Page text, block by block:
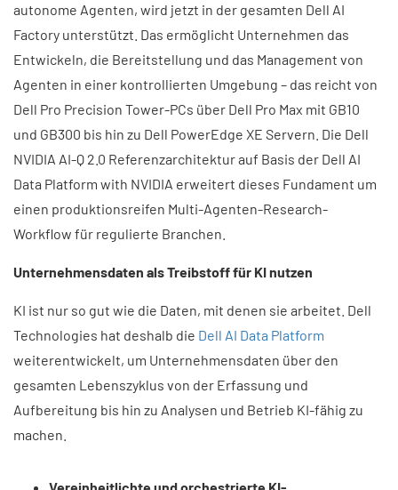
autonome Agenten, wird jetzt in der gesamten Dell AI
Factory unterstützt. Das ermöglicht Unternehmen das
Entwickeln, die Bereitstellung und das Management von
Agenten in einer kontrollierten Umgebung – das reicht von
Dell Pro Precision Tower-PCs über Dell Pro Max mit GB10
und GB300 bis hin zu Dell PowerEdge XE Servern. Die Dell
NVIDIA AI-Q 2.0 Referenzarchitektur auf Basis der Dell AI
Data Platform with NVIDIA erweitert dieses Fundament um
einen produktionsreifen Multi-Agenten-Research-
Workflow für regulierte Branchen.
Unternehmensdaten als Treibstoff für KI nutzen
KI ist nur so gut wie die Daten, mit denen sie arbeitet. Dell
Technologies hat deshalb die Dell AI Data Platform
weiterentwickelt, um Unternehmensdaten über den
gesamten Lebenszyklus von der Erfassung und
Aufbereitung bis hin zu Analysen und Betrieb KI-fähig zu
machen.